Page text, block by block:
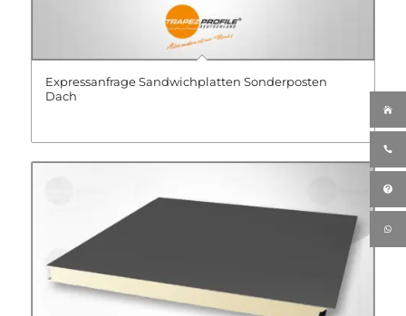
Expressanfrage Sandwichplatten Sonderposten
Dach